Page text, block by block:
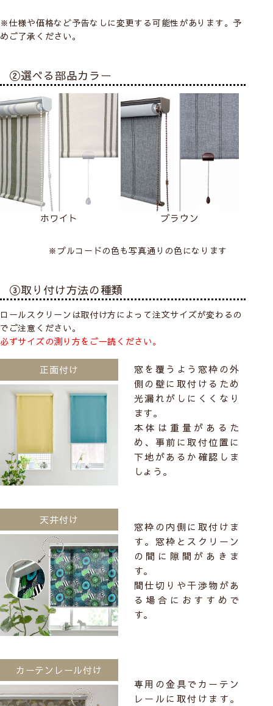
※仕様や価格など予告なしに変更する可能性があります。予
めご了承ください。
②選べる部品カラー
ホワイト ブラウン
※プルコードの色も写真通りの色になります
③取り付け方法の種類
ロールスクリーンは取付け方によって注文サイズが変わるの
でご注意ください。
必ずサイズの測り方をご一読ください。
正面付け
窓を覆うよう窓枠の外
側の壁に取付けるため
光漏れがしにくくなり
ます。
本体は重量があるた
め、事前に取付位置に
下地があるか確認しま
しょう。
天井付け
窓枠の内側に取付けま
す。窓枠とスクリーン
の間に隙間があきま
す。
間仕切りや干渉物があ
る場合におすすめで
す。
カーテンレール付け
専用の金具でカーテン
レールに取付けます。